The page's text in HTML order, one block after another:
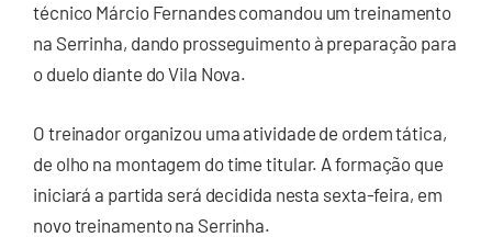
técnico Márcio Fernandes comandou um treinamento
na Serrinha, dando prosseguimento à preparação para
o duelo diante do Vila Nova.
O treinador organizou uma atividade de ordem tática,
de olho na montagem do time titular. A formação que
iniciará a partida será decidida nesta sexta-feira, em
novo treinamento na Serrinha.